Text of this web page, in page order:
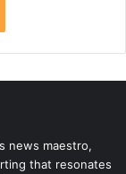
news maestro,
that resonates